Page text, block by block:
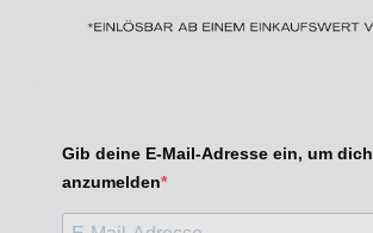
Gib deine E-Mail-Adresse ein, um dich
anzumelden